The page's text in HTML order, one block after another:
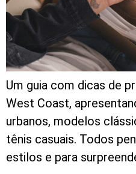
Um guia com dicas de
West Coast,
urbanos, modelos
tênis casuais. Todos
estilos e para